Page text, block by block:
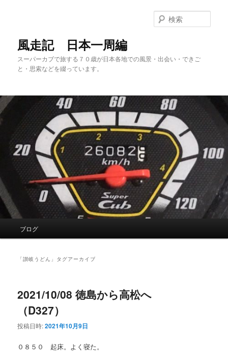
移
動
動
風走記 日本一周編
スーパーカブで旅する７０歳が日本各地での風景・出会い・できご
と・思索などを綴っています。
索
ブログ
「讃岐うどん 」タグアーカイブ
2021/10/08 徳島から高松へ
（D327）
投稿日時:2021年10月9日
０８５０ 起床。よく寝た。